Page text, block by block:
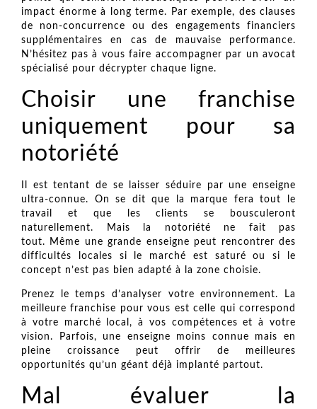
impact énorme à long terme. Par exemple, des clauses
de non-concurrence ou des engagements financiers
supplémentaires en cas de mauvaise performance.
N’hésitez pas à vous faire accompagner par un avocat
spécialisé pour décrypter chaque ligne.
Choisir une franchise
uniquement pour sa
notoriété
Il est tentant de se laisser séduire par une enseigne
ultra-connue. On se dit que la marque fera tout le
travail et que les clients se bousculeront
naturellement. Mais la notoriété ne fait pas
tout. Même une grande enseigne peut rencontrer des
difficultés locales si le marché est saturé ou si le
concept n’est pas bien adapté à la zone choisie.
Prenez le temps d’analyser votre environnement. La
meilleure franchise pour vous est celle qui correspond
à votre marché local, à vos compétences et à votre
vision. Parfois, une enseigne moins connue mais en
pleine croissance peut offrir de meilleures
opportunités qu’un géant déjà implanté partout.
Mal évaluer la